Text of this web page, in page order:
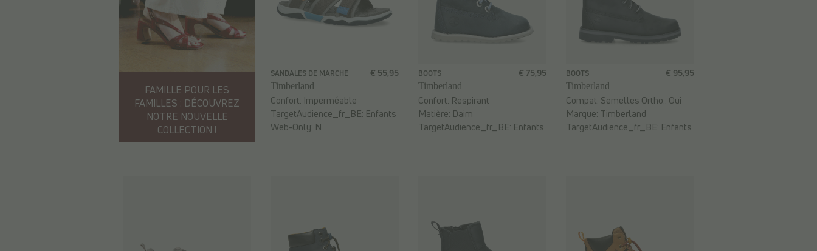
FAMILLE POUR LES
FAMILLES : DÉCOUVREZ
NOTRE NOUVELLE
COLLECTION !
SANDALES DE MARCHE
Timberland
€ 55,95
Confort: Imperméable
TargetAudience_fr_BE: Enfants
Web-Only: N
BOOTS
Timberland
€ 75,95
Confort: Respirant
Matière: Daim
TargetAudience_fr_BE: Enfants
BOOTS
Timberland
€ 95,95
Compat. Semelles Ortho.: Oui
Marque: Timberland
TargetAudience_fr_BE: Enfants